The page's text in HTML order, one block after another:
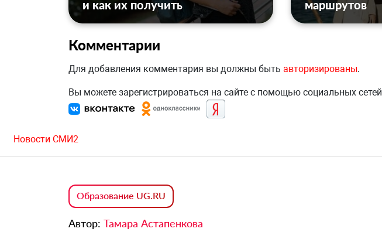
и как их получить
маршрутов
Комментарии
Для добавления комментария вы должны быть авторизированы.
Вы можете зарегистрироваться на сайте с помощью социальных
Новости СМИ2
Образование UG.RU
Автор: Тамара Астапенкова